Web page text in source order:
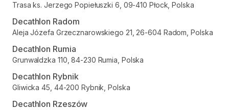
Trasa ks. Jerzego Popiełuszki 6, 09-410 Płock, Polska
Decathlon Radom
Aleja Józefa Grzecznarowskiego 21, 26-604 Radom, Polska
Decathlon Rumia
Grunwaldzka 110, 84-230 Rumia, Polska
Decathlon Rybnik
Gliwicka 45, 44-200 Rybnik, Polska
Decathlon Rzeszów